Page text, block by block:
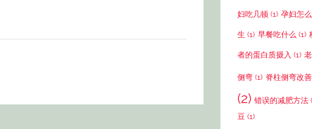
妇吃几顿 (1) 孕妇怎
生 (1) 早餐吃什么 (1)
者的蛋白质摄入 (1)
侧弯 (1) 脊柱侧弯改
(2) 错误的减肥方法
豆 (1)